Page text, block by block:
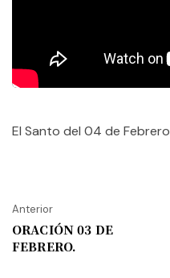
El Santo del 04 de Febrero
Anterior
ORACIÓN 03 DE
FEBRERO.